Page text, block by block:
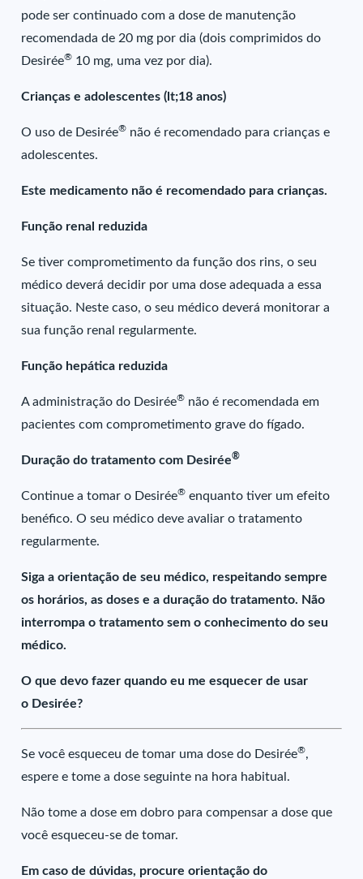
pode ser continuado com a dose de manutenção
recomendada de 20 mg por dia (dois comprimidos do
Desirée® 10 mg, uma vez por dia).
Crianças e adolescentes (lt;18 anos)
O uso de Desirée® não é recomendado para crianças e
adolescentes.
Este medicamento não é recomendado para crianças.
Função renal reduzida
Se tiver comprometimento da função dos rins, o seu
médico deverá decidir por uma dose adequada a essa
situação. Neste caso, o seu médico deverá monitorar a
sua função renal regularmente.
Função hepática reduzida
A administração do Desirée® não é recomendada em
pacientes com comprometimento grave do fígado.
Duração do tratamento com Desirée®
Continue a tomar o Desirée® enquanto tiver um efeito
benéfico. O seu médico deve avaliar o tratamento
regularmente.
Siga a orientação de seu médico, respeitando sempre
os horários, as doses e a duração do tratamento. Não
interrompa o tratamento sem o conhecimento do seu
médico.
O que devo fazer quando eu me esquecer de usar
o Desirée?
Se você esqueceu de tomar uma dose do Desirée®,
espere e tome a dose seguinte na hora habitual.
Não tome a dose em dobro para compensar a dose que
você esqueceu-se de tomar.
Em caso de dúvidas, procure orientação do